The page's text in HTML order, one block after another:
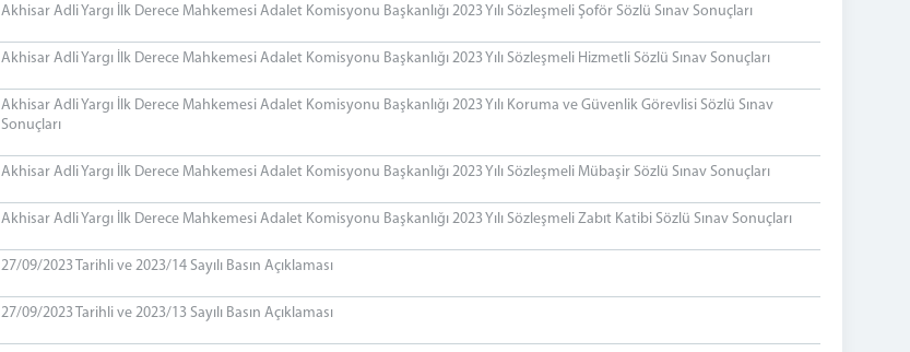
Akhisar Adli Yargı İlk Derece Mahkemesi Adalet Komisyonu Başkanlığı 2023 Yılı Sözleşmeli Şoför Sözlü Sınav Sonuçları
Akhisar Adli Yargı İlk Derece Mahkemesi Adalet Komisyonu Başkanlığı 2023 Yılı Sözleşmeli Hizmetli Sözlü Sınav Sonuçları
Akhisar Adli Yargı İlk Derece Mahkemesi Adalet Komisyonu Başkanlığı 2023 Yılı Koruma ve Güvenlik Görevlisi Sözlü Sınav
Sonuçları
Akhisar Adli Yargı İlk Derece Mahkemesi Adalet Komisyonu Başkanlığı 2023 Yılı Sözleşmeli Mübaşir Sözlü Sınav Sonuçları
Akhisar Adli Yargı İlk Derece Mahkemesi Adalet Komisyonu Başkanlığı 2023 Yılı Sözleşmeli Zabıt Katibi Sözlü Sınav Sonuçları
27/09/2023 Tarihli ve 2023/14 Sayılı Basın Açıklaması
27/09/2023 Tarihli ve 2023/13 Sayılı Basın Açıklaması